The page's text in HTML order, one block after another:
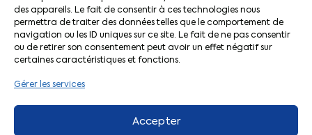
des appareils. Le fait de consentir à ces technologies nous
permettra de traiter des données telles que le comportement de
navigation ou les ID uniques sur ce site. Le fait de ne pas consentir
ou de retirer son consentement peut avoir un effet négatif sur
certaines caractéristiques et fonctions.
Gérer les services
Accepter
Actualités CFTC
Adhérer à la CFTC
Le Décodeur
Votre espace adhérent